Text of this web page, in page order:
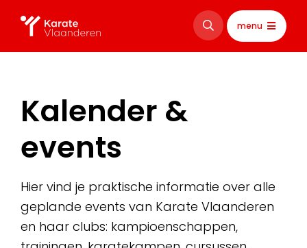
menu
Kalender &
events
Hier vind je praktische informatie over alle
geplande events van Karate Vlaanderen
en haar clubs: kampioenschappen,